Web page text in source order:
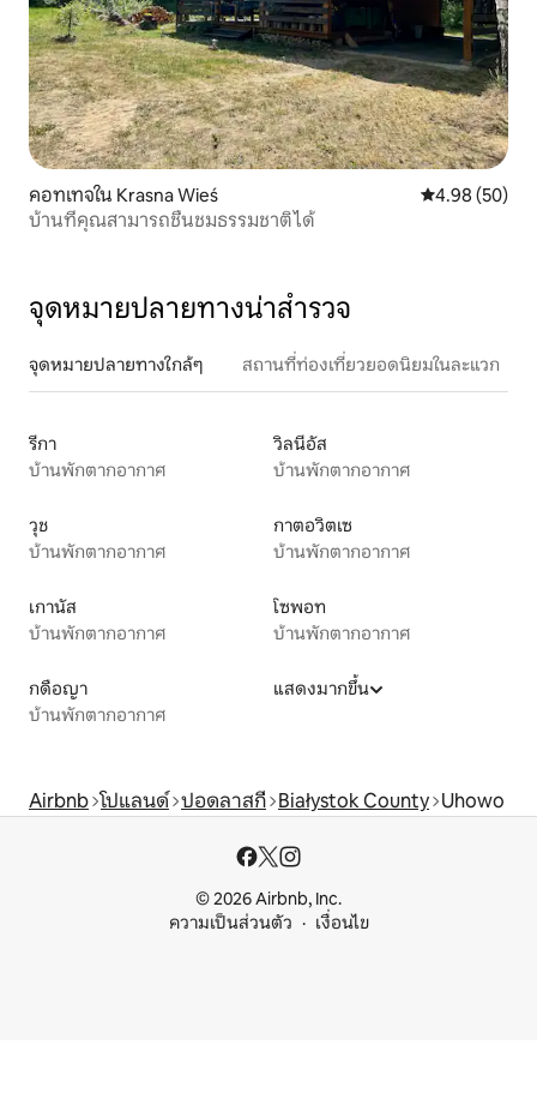
คอทเทจใน Krasna Wieś คะแนนเฉลี่ย
4.98 (50)
บ้านที่คุณสามารถชื่นชมธรรมชาติได้
จุดหมายปลายทางน่าสำรวจ
จุดหมายปลายทางใกล้ๆ สถานที่ท่องเที่ยวยอดนิยมในละแวก
รีกา
บ้านพักตากอากาศ
วิลนีอัส
บ้านพักตากอากาศ
วุช
บ้านพักตากอากาศ
กาตอวิตเซ
บ้านพักตากอากาศ
เกานัส
บ้านพักตากอากาศ
โซพอท
บ้านพักตากอากาศ
กดือญา
บ้านพักตากอากาศ
แสดงมากขึ้น
Airbnb โปแลนด์ ปอดลาสกี Białystok County Uhowo
© 2026 Airbnb, Inc.
ความเป็นส่วนตัว
เงื่อนไข